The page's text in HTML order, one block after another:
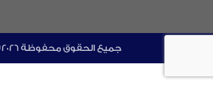
©جميع الحقوق محفوظة 2026